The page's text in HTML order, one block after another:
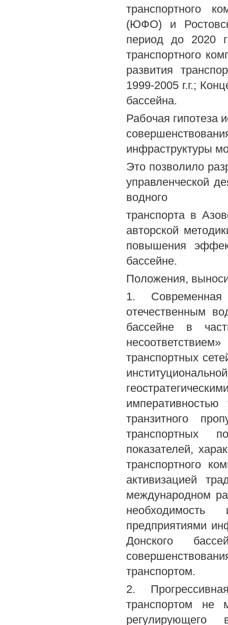
транспортного
(ЮФО) и
период до 2020
транспортного
развития
1999-2005 г.г.;
бассейна.
Рабочая гипотеза
инфраструктуры
Это позволило
управленческой
водного
транспорта в
авторской
повышения
бассейне.
Положения,
1. Современная
отечественным
бассейне в
транспортных
императивностью
транзитного
транспортных
показателей,
транспортного
активизацией
международном
предприятиями
Донского
транспортом.
2.
транспортом не
регулирующего